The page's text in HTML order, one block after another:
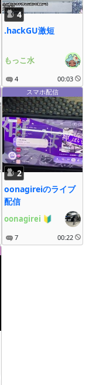
4
.hackGU激短
もっこ水
4
00:03
スマホ配信
2
oonagireiのライブ
配信
oonagirei 🔰
7
00:22